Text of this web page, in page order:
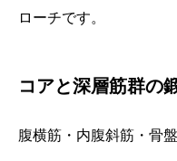
ローチです。
コアと深層筋群の
腹横筋・内腹斜筋・骨